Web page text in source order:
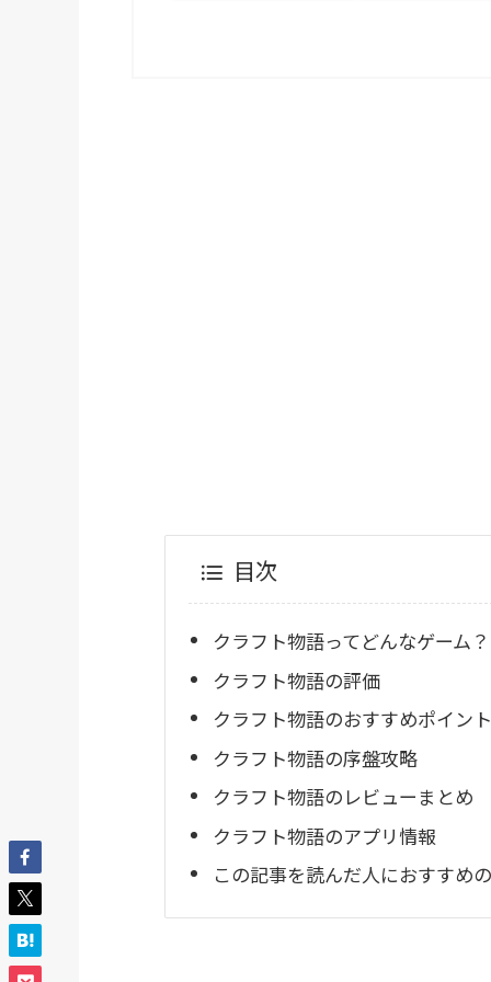
目次
クラフト物語ってどんなゲーム？
クラフト物語の評価
クラフト物語のおすすめポイント
クラフト物語の序盤攻略
クラフト物語のレビューまとめ
クラフト物語のアプリ情報
この記事を読んだ人におすすめ